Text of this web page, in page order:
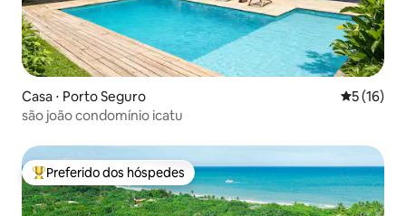
Casa ⋅ Porto Seguro 5 de uma
5 (16)
são joão condomínio icatu
Entre os melhores preferidos dos hóspedes
Preferido dos hóspedes